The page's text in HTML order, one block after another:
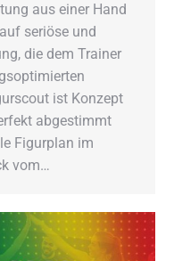
aus einer Hand
seriöse und
die dem Trainer
ist Konzept
abgestimmt
Figurplan im
vom…